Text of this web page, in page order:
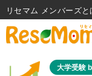
大学受験
リセマム メンバーズ